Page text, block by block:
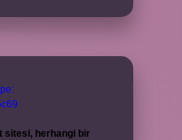
sitesi, herhangi bir